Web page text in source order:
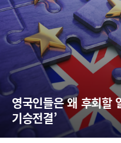
영국인들은 왜 후회할
기승전결’